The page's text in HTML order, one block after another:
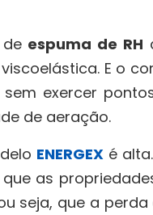
espuma de RH
E o
exercer
de aeração.
ENERGEXé
as
seja, que a